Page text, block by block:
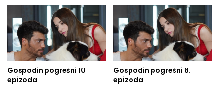
Gospodin pogrešni 10
epizoda
Gospodin pogrešni 8.
epizoda